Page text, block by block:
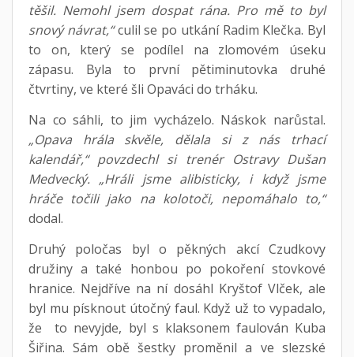
těšil. Nemohl jsem dospat rána. Pro mě to byl
snový návrat,“culil se po utkání Radim Klečka. Byl
to on, který se podílel na zlomovém úseku
zápasu. Byla to první pětiminutovka druhé
čtvrtiny, ve které šli Opaváci do trháku.
Na co sáhli, to jim vycházelo. Náskok narůstal.
„Opava hrála skvěle, dělala si z nás trhací
kalendář,“ povzdechl si trenér Ostravy Dušan
Medvecký. „Hráli jsme alibisticky, i když jsme
hráče točili jako na kolotoči, nepomáhalo to,“
dodal.
Druhý poločas byl o pěkných akcí Czudkovy
družiny a také honbou po pokoření stovkové
hranice. Nejdříve na ní dosáhl Kryštof Vlček, ale
byl mu písknout útočný faul. Když už to vypadalo,
že to nevyjde, byl s klaksonem faulován Kuba
Šiřina. Sám obě šestky proměnil a ve slezské